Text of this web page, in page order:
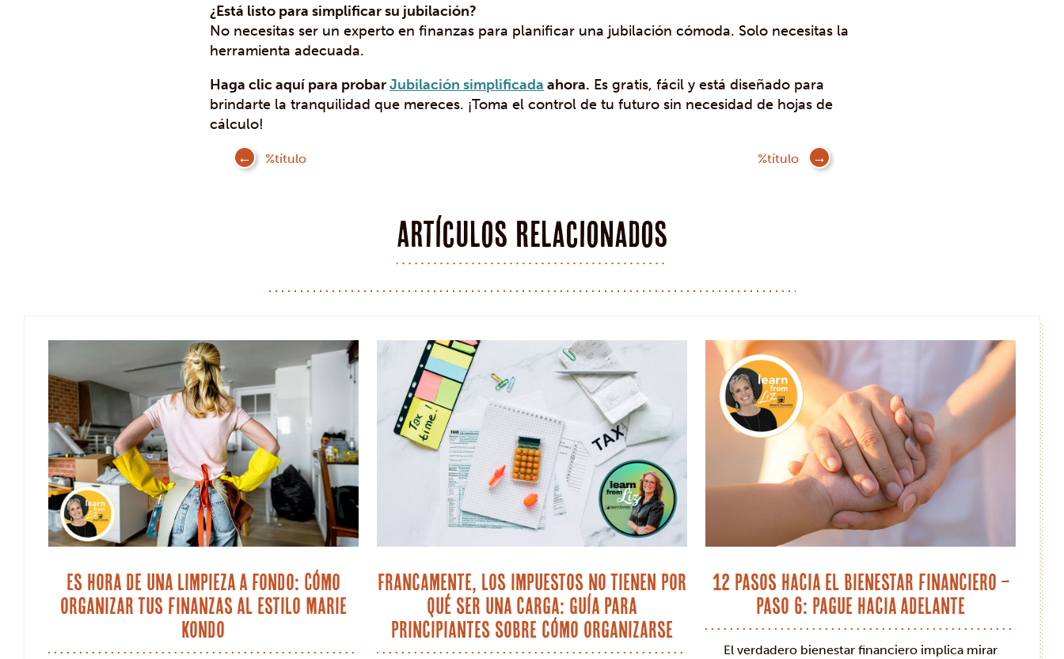
¿Está listo para simplificar su jubilación?
No necesitas ser un experto en finanzas para planificar una jubilación cómoda. Solo necesitas la
herramienta adecuada.
Haga clic aquí para probarJubilación simplificada ahora. Es gratis, fácil y está diseñado para
brindarte la tranquilidad que mereces. ¡Toma el control de tu futuro sin necesidad de hojas de
cálculo!
%título %título
Artículos Relacionados
Es hora de una limpieza a fondo: Cómo
organizar tus finanzas al estilo Marie
Kondo
Francamente, los impuestos no tienen por
qué ser una carga: Guía para
principiantes sobre cómo organizarse
12 pasos hacia el bienestar financiero –
Paso 6: Pague hacia adelante
El verdadero bienestar financiero implica mirar